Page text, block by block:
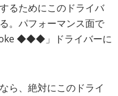
るためにこのドライバ
。パフォーマンス面で
◆◆◆」ドライバーに
ら、絶対にこのドライ